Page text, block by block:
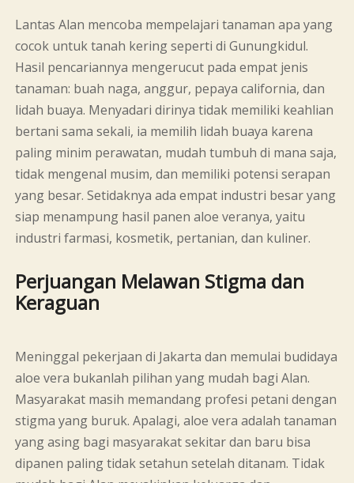
Lantas Alan mencoba mempelajari tanaman apa yang
cocok untuk tanah kering seperti di Gunungkidul.
Hasil pencariannya mengerucut pada empat jenis
tanaman: buah naga, anggur, pepaya california, dan
lidah buaya. Menyadari dirinya tidak memiliki keahlian
bertani sama sekali, ia memilih lidah buaya karena
paling minim perawatan, mudah tumbuh di mana saja,
tidak mengenal musim, dan memiliki potensi serapan
yang besar. Setidaknya ada empat industri besar yang
siap menampung hasil panen aloe veranya, yaitu
industri farmasi, kosmetik, pertanian, dan kuliner.
Perjuangan Melawan Stigma dan
Keraguan
Meninggal pekerjaan di Jakarta dan memulai budidaya
aloe vera bukanlah pilihan yang mudah bagi Alan.
Masyarakat masih memandang profesi petani dengan
stigma yang buruk. Apalagi, aloe vera adalah tanaman
yang asing bagi masyarakat sekitar dan baru bisa
dipanen paling tidak setahun setelah ditanam. Tidak